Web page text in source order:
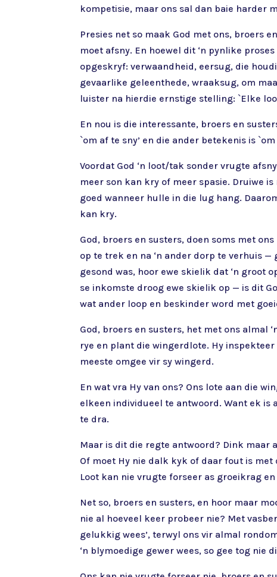
kompetisie, maar ons sal dan baie harder
Presies net so maak God met ons, broers
moet afsny. En hoewel dit ‘n pynlike
opgeskryf: verwaandheid, eersug, die
gevaarlike geleenthede, wraaksug, om
luister na hierdie ernstige stelling: `Elke
En nou is die interessante, broers en
`om af te sny’ en die ander betekenis is
Voordat God ‘n loot/tak sonder vrugte
meer son kan kry of meer spasie. Druiwe
goed wanneer hulle in die lug hang.
kan kry.
God, broers en susters, doen soms met
op te trek en na ‘n ander dorp te verhuis
gesond was, hoor ewe skielik dat ‘n groot
se inkomste droog ewe skielik op — is dit
wat ander loop en beskinder word met
God, broers en susters, het met ons almal
rye en plant die wingerdlote. Hy
meeste omgee vir sy wingerd.
En wat vra Hy van ons? Ons lote aan die
elkeen individueel te antwoord. Want ek is
te dra.
Maar is dit die regte antwoord? Dink maar
Of moet Hy nie dalk kyk of daar fout is
Loot kan nie vrugte forseer as groeikrag
Net so, broers en susters, en hoor maar
nie al hoeveel keer probeer nie? Met
gelukkig wees’, terwyl ons vir almal
‘n blymoedige gewer wees, so gee tog